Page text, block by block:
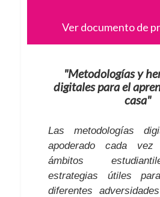
Ver documento de
"Metodologías y
digitales para el
casa"
Las metodologías
apoderado cada
ámbitos
estrategias útiles
diferentes